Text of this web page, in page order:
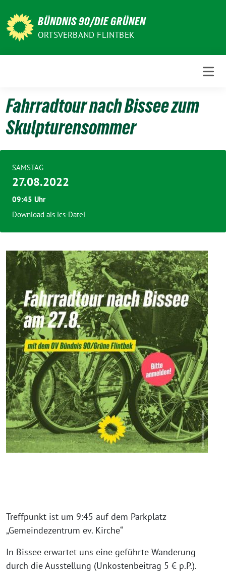
zum
Inhalt
BÜNDNIS 90/DIE GRÜNEN
ORTSVERBAND FLINTBEK
Fahrradtour nach Bissee zum
Skulpturensommer
Treffpunkt ist um 9:45 auf dem Parkplatz
„Gemeindezentrum ev. Kirche“
In Bissee erwartet uns eine geführte Wanderung
durch die Ausstellung (Unkostenbeitrag 5 € p.P.).
SAMSTAG
27.08.2022
09:45 Uhr
Download als ics-Datei